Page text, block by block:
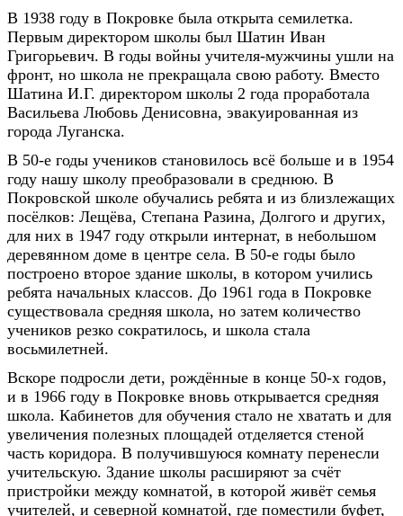
В 1938 году в Покровке была открыта семилетка.
Первым директором школы был Шатин Иван
Григорьевич. В годы войны учителя-мужчины ушли на
фронт, но школа не прекращала свою работу. Вместо
Шатина И.Г. директором школы 2 года проработала
Васильева Любовь Денисовна, эвакуированная из
города Луганска.
В 50-е годы учеников становилось всё больше и в 1954
году нашу школу преобразовали в среднюю. В
Покровской школе обучались ребята и из близлежащих
посёлков: Лещёва, Степана Разина, Долгого и других,
для них в 1947 году открыли интернат, в небольшом
деревянном доме в центре села. В 50-е годы было
построено второе здание школы, в котором учились
ребята начальных классов. До 1961 года в Покровке
существовала средняя школа, но затем количество
учеников резко сократилось, и школа стала
восьмилетней.
Вскоре подросли дети, рождённые в конце 50-х годов,
и в 1966 году в Покровке вновь открывается средняя
школа. Кабинетов для обучения стало не хватать и для
увеличения полезных площадей отделяется стеной
часть коридора. В получившуюся комнату перенесли
учительскую. Здание школы расширяют за счёт
пристройки между комнатой, в которой живёт семья
учителей, и северной комнатой, где поместили буфет,